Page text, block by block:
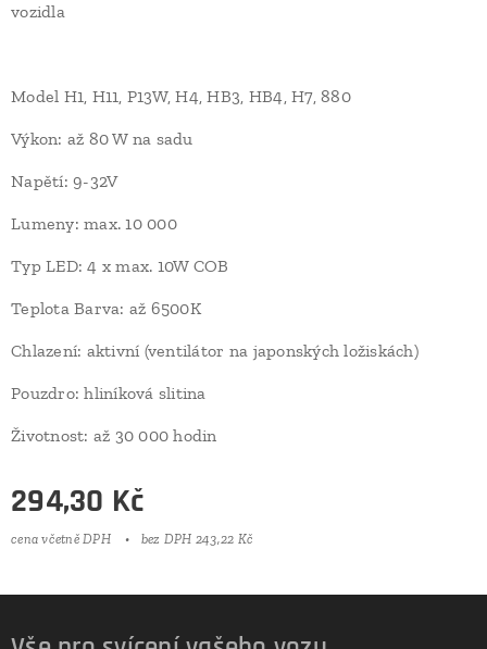
vozidla
Model H1, H11, P13W, H4, HB3, HB4, H7, 880
Výkon: až 80 W na sadu
Napětí: 9-32V
Lumeny: max. 10 000
Typ LED: 4 x max. 10W COB
Teplota Barva: až 6500K
Chlazení: aktivní (ventilátor na japonských ložiskách)
Pouzdro: hliníková slitina
Životnost: až 30 000 hodin
294,30 Kč
cena včetně DPH bez DPH 243,22 Kč